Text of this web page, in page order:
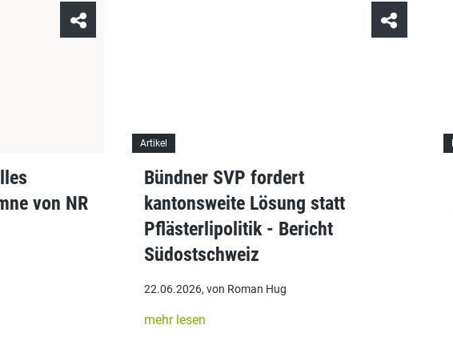
von NR
Artikel
Bündner SVP fordert
kantonsweite Lösung statt
Pflästerlipolitik - Bericht
Südostschweiz
22.06.2026, von Roman Hug
mehr lesen